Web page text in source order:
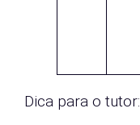
Dica para o tutor: